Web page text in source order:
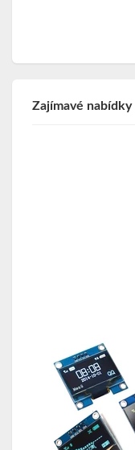
Zajímavé nabídky